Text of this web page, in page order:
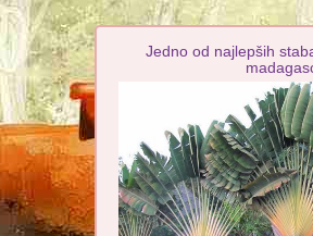
Jedno od najlepših